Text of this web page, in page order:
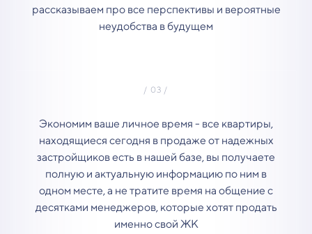
рассказываем про все перспективы и вероятные
неудобства в будущем
Экономим ваше личное время - все квартиры,
находящиеся сегодня в продаже от надежных
застройщиков есть в нашей базе, вы получаете
полную и актуальную информацию по ним в
одном месте, а не тратите время на общение с
десятками менеджеров, которые хотят продать
именно свой ЖК